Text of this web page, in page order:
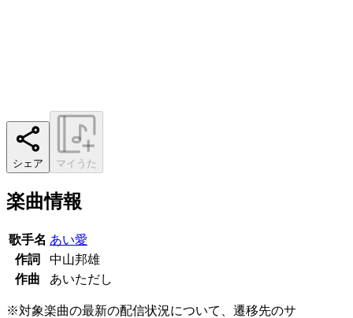
シェア マイうた
楽曲情報
歌手名 あい愛
作詞
中山邦雄
作曲
あいただし
※対象楽曲の最新の配信状況について、遷移先のサ